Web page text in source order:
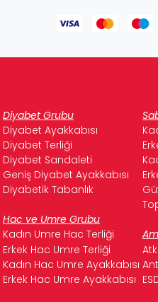
Diyabet Grubu
Diyabet Ayakkabısı
Diyabet Terliği
Diyabet Sandaleti
Geniş Diyabet Ayakkabısı
Diyabetik Tabanlık
Hac ve Umre Grubu
Kadın Umre Hac Terliği
Erkek Hac Umre Terliği
Kadın Hac Umre Ayakkabısı
Erkek Hac Umre Ayakkabısı